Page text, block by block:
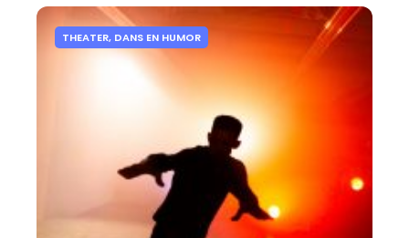
THEATER, DANS EN HUMOR